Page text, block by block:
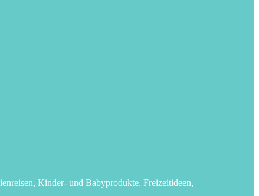
Kinder- und Babyprodukte, Freizeitideen,